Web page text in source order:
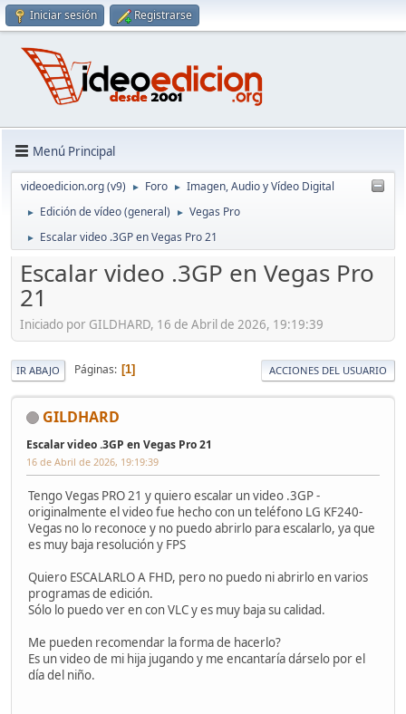
Iniciar sesión Registrarse
Menú Principal
videoedicion.org (v9) ► Foro ► Imagen, Audio y Vídeo Digital
► Edición de vídeo (general) ► Vegas Pro
► Escalar video .3GP en Vegas Pro 21
Escalar video .3GP en Vegas Pro
21
Iniciado por GILDHARD, 16 de Abril de 2026, 19:19:39
IR ABAJO Páginas 1 ACCIONES DEL USUARIO
GILDHARD
Escalar video .3GP en Vegas Pro 21
16 de Abril de 2026, 19:19:39
Tengo Vegas PRO 21 y quiero escalar un video .3GP -
originalmente el video fue hecho con un teléfono LG KF240-
Vegas no lo reconoce y no puedo abrirlo para escalarlo, ya que
es muy baja resolución y FPS
Quiero ESCALARLO A FHD, pero no puedo ni abrirlo en varios
programas de edición.
Sólo lo puedo ver en con VLC y es muy baja su calidad.
Me pueden recomendar la forma de hacerlo?
Es un video de mi hija jugando y me encantaría dárselo por el
día del niño.